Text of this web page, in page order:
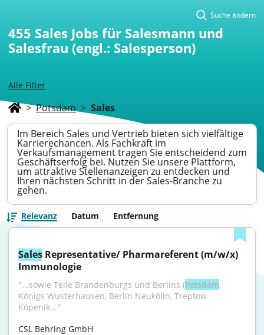
Alle Filter
Suche ändern
455 Sales Jobs für Salesmann und
Salesfrau (engl.: Salesperson)
> Potsdam > Sales
Im Bereich Sales und Vertrieb bieten sich vielfältige
Karrierechancen. Als Fachkraft im
Verkaufsmanagement tragen Sie entscheidend zum
Geschäftserfolg bei. Nutzen Sie unsere Plattform,
um attraktive Stellenanzeigen zu entdecken und
Ihren nächsten Schritt in der Sales-Branche zu
gehen.
Relevanz Datum Entfernung
Sales Representative/ Pharmareferent (m/w/x)
Immunologie
"...sowie Teile Brandenburgs und Berlins (Potsdam,
Königs Wusterhausen, Berlin Neukölln, Treptow-
Köpenik..."
CSL Behring GmbH